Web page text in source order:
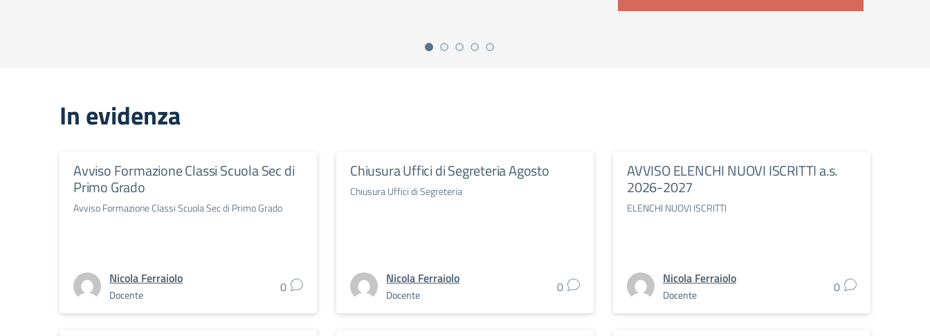
In evidenza
Avviso Formazione Classi Scuola Sec di
Primo Grado
Avviso Formazione Classi Scuola Sec di Primo Grado
Nicola Ferraiolo
Docente 0
Chiusura Uffici di Segreteria Agosto
Chiusura Uffici di Segreteria
Nicola Ferraiolo
Docente 0
AVVISO ELENCHI NUOVI ISCRITTI a.s.
2026-2027
ELENCHI NUOVI ISCRITTI
Nicola Ferraiolo
Docente 0